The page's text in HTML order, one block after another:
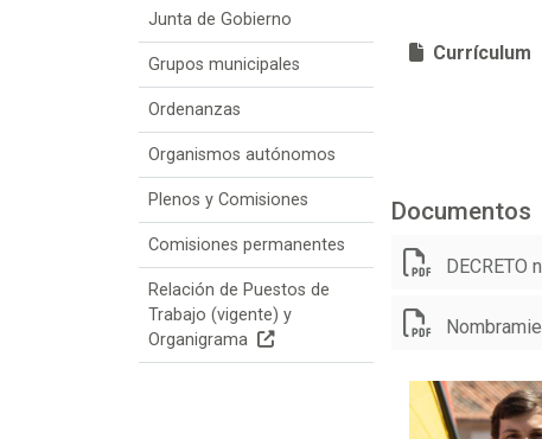
Junta de Gobierno
Grupos municipales
Ordenanzas
Organismos autónomos
Plenos y Comisiones
Comisiones permanentes
Relación de Puestos de
Trabajo (vigente) y
Organigrama
Currículum
Documentos